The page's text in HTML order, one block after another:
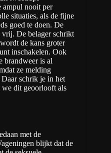
ampul nooit per
situaties, als de fijne
goed te doen. De
vrij. De belager schrikt
de kans groter
inschakelen. Ook
brandweer is al
ze melding
schrik je in het
dit geoorlooft als
met de
blijkt dat de